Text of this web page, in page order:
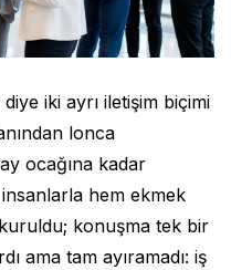
iki ayrı iletişim biçimi
lonca
ocağına kadar
hem ekmek
kuruldu; konuşma tek bir
ama tam ayıramadı: iş